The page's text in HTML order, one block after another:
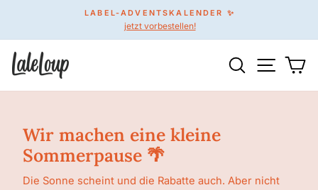
Inhalt
Pause
LABEL-ADVENTSKALENDER ✨
jetzt vorbestellen!
Suche
Wir machen eine kleine
Sommerpause 🌴
Die Sonne scheint und die Rabatte auch. Aber nicht